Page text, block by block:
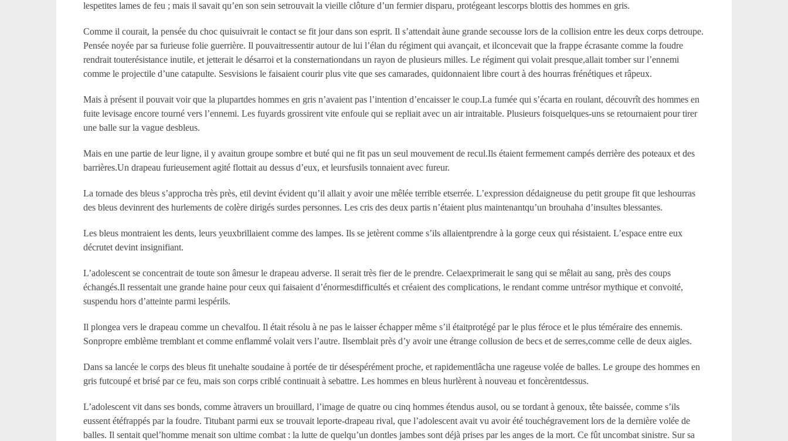
lespetites lames de feu ; mais il savait qu’en son sein setrouvait la vieille clôture d’un fermier disparu, protégeant lescorps blottis des hommes en gris.
Comme il courait, la pensée du choc quisuivrait le contact se fit jour dans son esprit. Il s’attendait àune grande secousse lors de la collision entre les deux corps detroupe.
Pensée noyée par sa furieuse folie guerrière. Il pouvaitressentir autour de lui l’élan du régiment qui avançait, et ilconcevait que la frappe écrasante comme la foudre
rendrait touterésistance inutile, et jetterait le désarroi et la consternationdans un rayon de plusieurs milles. Le régiment qui volait presque,allait tomber sur l’ennemi
comme le projectile d’une catapulte. Sesvisions le faisaient courir plus vite que ses camarades, quidonnaient libre court à des hourras frénétiques et râpeux.
Mais à présent il pouvait voir que la plupartdes hommes en gris n’avaient pas l’intention d’encaisser le coup.La fumée qui s’écarta en roulant, découvrît des hommes en
fuite levisage encore tourné vers l’ennemi. Les fuyards grossirent vite enfoule qui se repliait avec un air intraitable. Plusieurs foisquelques-uns se retournaient pour tirer
une balle sur la vague desbleus.
Mais en une partie de leur ligne, il y avaitun groupe sombre et buté qui ne fit pas un seul mouvement de recul.Ils étaient fermement campés derrière des poteaux et des
barrières.Un drapeau furieusement agité flottait au dessus d’eux, et leursfusils tonnaient avec fureur.
La tornade des bleus s’approcha très près, etil devint évident qu’il allait y avoir une mêlée terrible etserrée. L’expression dédaigneuse du petit groupe fit que leshourras
des bleus devinrent des hurlements de colère dirigés surdes personnes. Les cris des deux partis n’étaient plus maintenantqu’un brouhaha d’insultes blessantes.
Les bleus montraient les dents, leurs yeuxbrillaient comme des lampes. Ils se jetèrent comme s’ils allaientprendre à la gorge ceux qui résistaient. L’espace entre eux
décrutet devint insignifiant.
L’adolescent se concentrait de toute son âmesur le drapeau adverse. Il serait très fier de le prendre. Celaexprimerait le sang qui se mêlait au sang, près des coups
échangés.Il ressentait une grande haine pour ceux qui faisaient d’énormesdifficultés et créaient des complications, le rendant comme untrésor mythique et convoité,
suspendu hors d’atteinte parmi lespérils.
Il plongea vers le drapeau comme un chevalfou. Il était résolu à ne pas le laisser échapper même s’il étaitprotégé par le plus féroce et le plus téméraire des ennemis.
Sonpropre emblème tremblant et comme enflammé volait vers l’autre. Ilsemblait près d’y avoir une étrange collusion de becs et de serres,comme celle de deux aigles.
Dans sa lancée le corps des bleus fit unehalte soudaine à portée de tir désespérément proche, et rapidementlâcha une rageuse volée de balles. Le groupe des hommes en
gris futcoupé et brisé par ce feu, mais son corps criblé continuait à sebattre. Les hommes en bleus hurlèrent à nouveau et foncèrentdessus.
L’adolescent vit dans ses bonds, comme àtravers un brouillard, l’image de quatre ou cinq hommes étendus ausol, ou se tordant à genoux, tête baissée, comme s’ils
eussent étéfrappés par la foudre. Titubant parmi eux se trouvait leporte-drapeau rival, que l’adolescent avait vu avoir été touchégravement lors de la dernière volée de
balles. Il sentait quel’homme menait son ultime combat : la lutte de quelqu’un dontles jambes sont déjà prises par les anges de la mort. Ce fût uncombat sinistre. Sur sa